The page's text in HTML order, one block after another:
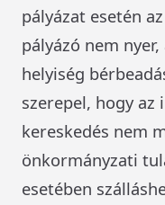
pályázat esetén
pályázó nem
helyiség
szerepel, hogy
kereskedés nem
önkormányzati
esetében